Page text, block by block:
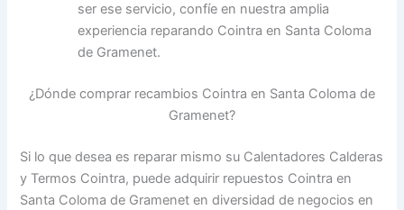
ser ese servicio, confíe en nuestra amplia
experiencia reparando Cointra en Santa Coloma
de Gramenet.
¿Dónde comprar recambios Cointra en Santa Coloma de
Gramenet?
Si lo que desea es reparar mismo su Calentadores Calderas
y Termos Cointra, puede adquirir repuestos Cointra en
Santa Coloma de Gramenet en diversidad de negocios en